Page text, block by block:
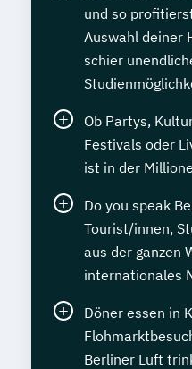
und so
Auswahl deiner
schier
Ob Partys,
Festivals oder
ist in der
Do you speak
Tourist/innen,
aus der ganzen
internationales
Döner essen in
Berliner Luft